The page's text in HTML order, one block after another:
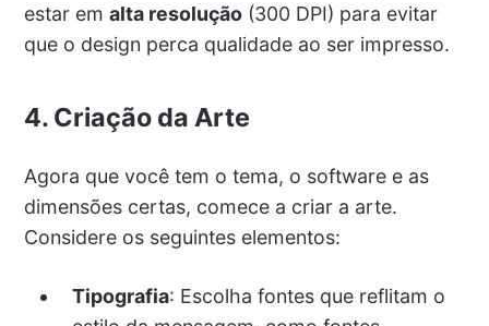
estar em alta resolução(300 DPI) para evitar
que o design perca qualidade ao ser impresso.
4. Criação da Arte
Agora que você tem o tema, o software e as
dimensões certas, comece a criar a arte.
Considere os seguintes elementos:
Tipografia: Escolha fontes que reflitam o